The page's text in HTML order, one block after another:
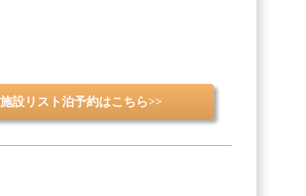
リスト泊予約はこちら>>